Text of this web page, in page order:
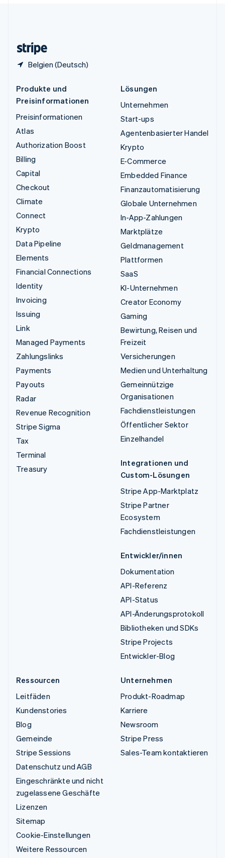
Belgien (Deutsch)
Produkte und
Preisinformationen
Preisinformationen
Atlas
Authorization Boost
Billing
Capital
Checkout
Climate
Connect
Krypto
Data Pipeline
Elements
Financial Connections
Identity
Invoicing
Issuing
Link
Managed Payments
Zahlungslinks
Payments
Payouts
Radar
Revenue Recognition
Stripe Sigma
Tax
Terminal
Treasury
Lösungen
Unternehmen
Start-ups
Agentenbasierter Handel
Krypto
E-Commerce
Embedded Finance
Finanzautomatisierung
Globale Unternehmen
In-App-Zahlungen
Marktplätze
Geldmanagement
Plattformen
SaaS
KI-Unternehmen
Creator Economy
Gaming
Bewirtung, Reisen und
Freizeit
Versicherungen
Medien und Unterhaltung
Gemeinnützige
Organisationen
Fachdienstleistungen
Öffentlicher Sektor
Einzelhandel
Integrationen und
Custom-Lösungen
Stripe App-Marktplatz
Stripe Partner
Ecosystem
Fachdienstleistungen
Entwickler/innen
Dokumentation
API-Referenz
API-Status
API-Änderungsprotokoll
Bibliotheken und SDKs
Stripe Projects
Entwickler-Blog
Ressourcen
Leitfäden
Kundenstories
Blog
Gemeinde
Stripe Sessions
Datenschutz und AGB
Eingeschränkte und nicht
zugelassene Geschäfte
Lizenzen
Sitemap
Cookie-Einstellungen
Weitere Ressourcen
Unternehmen
Produkt-Roadmap
Karriere
Newsroom
Stripe Press
Sales-Team kontaktieren